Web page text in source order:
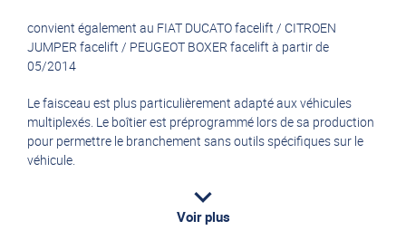
convient également au FIAT DUCATO facelift / CITROEN
JUMPER facelift / PEUGEOT BOXER facelift à partir de
05/2014
Le faisceau est plus particulièrement adapté aux véhicules
multiplexés. Le boîtier est préprogrammé lors de sa production
pour permettre le branchement sans outils spécifiques sur le
véhicule.
Voir plus